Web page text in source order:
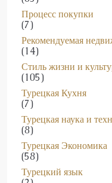
Процесс покупки
(7)
Рекомендуемая
(14)
Стиль жизни и
(105)
Турецкая Кухня
(7)
Турецкая наука и
(8)
Турецкая Экономика
(58)
Турецкий язык
(2)